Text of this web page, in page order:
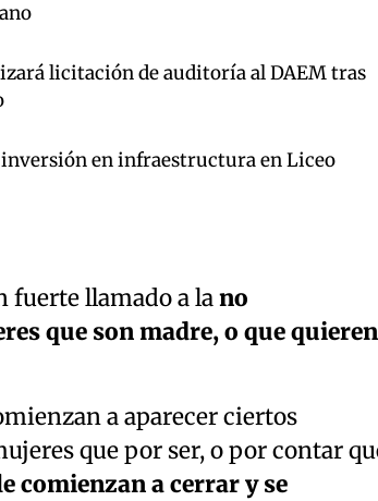
licitación de auditoría al DAEM tras
en infraestructura en Liceo
fuerte llamado a lano
que son madre, o que quieren
a aparecer ciertos
que por ser, o por contar
comienzan a cerrar y se